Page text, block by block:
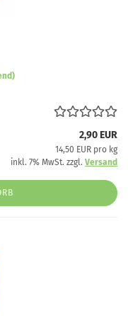
2,90 EUR
14,50 EUR pro kg
inkl. 7% MwSt. zzgl. Versand